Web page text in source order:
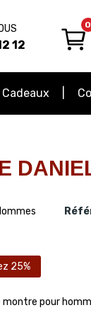
12
0
Cadeaux
25%
montre pour